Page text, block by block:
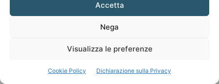
Accetta
Nega
Visualizza le preferenze
Cookie Policy Dichiarazione sulla Privacy